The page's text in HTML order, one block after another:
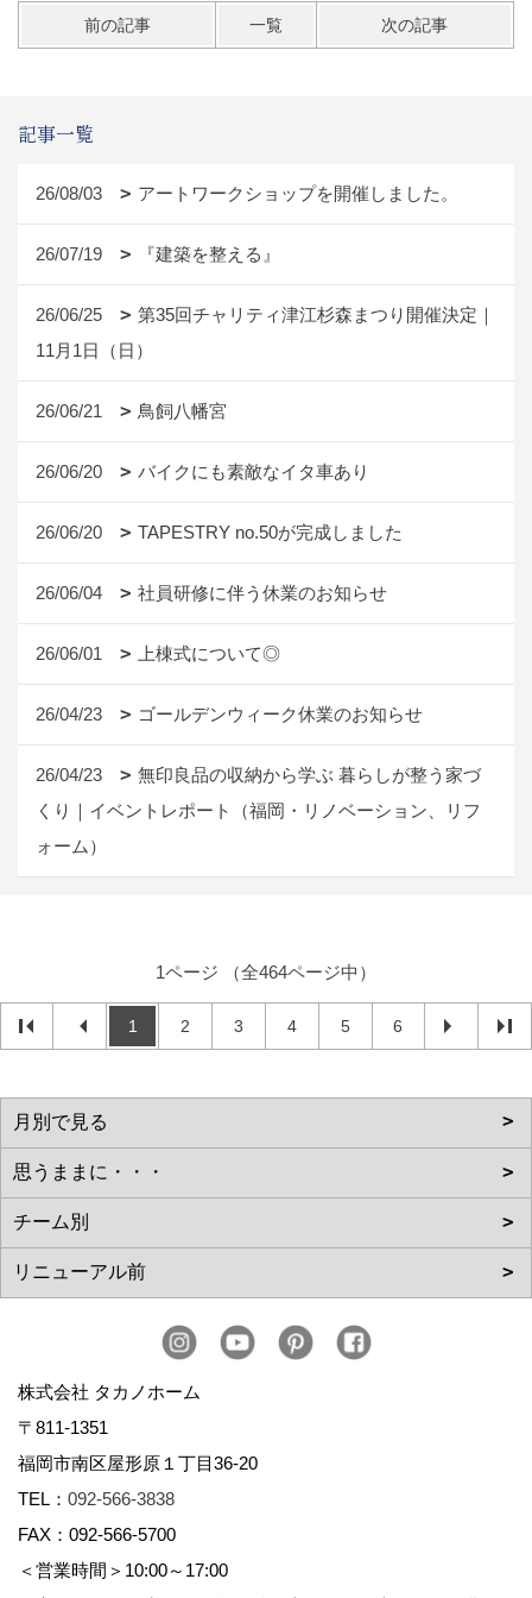
前の記事 一覧 次の記事
記事一覧
26/08/03 アートワークショップを開催しました。
26/07/19 『建築を整える』
26/06/25
第35回チャリティ津江杉森まつり開催決定｜
11月1日（日）
26/06/21 鳥飼八幡宮
26/06/20 バイクにも素敵なイタ車あり
26/06/20 TAPESTRY no.50が完成しました
26/06/04 社員研修に伴う休業のお知らせ
26/06/01 上棟式について◎
26/04/23 ゴールデンウィーク休業のお知らせ
26/04/23
無印良品の収納から学ぶ 暮らしが整う家づ
くり｜イベントレポート（福岡・リノベーション、リフ
ォーム）
1ページ （全464ページ中）
1 2 3 4 5 6
株式会社 タカノホーム
〒811-1351
福岡市南区屋形原１丁目36-20
TEL： 092-566-3838
FAX：092-566-5700
＜営業時間＞10:00～17:00